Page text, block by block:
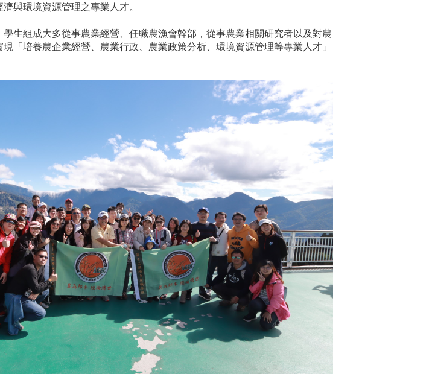
與環境資源管理之專業人才。
生組成大多從事農業經營、任職農漁會幹部，從事農業相關研究者以及對農
「培養農企業經營、農業行政、農業政策分析、環境資源管理等專業人才」